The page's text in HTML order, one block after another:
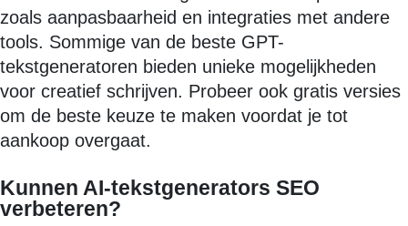
zoals aanpasbaarheid en integraties met andere
tools. Sommige van de beste GPT-
tekstgeneratoren bieden unieke mogelijkheden
voor creatief schrijven. Probeer ook gratis versies
om de beste keuze te maken voordat je tot
aankoop overgaat.
Kunnen AI-tekstgenerators SEO
verbeteren?